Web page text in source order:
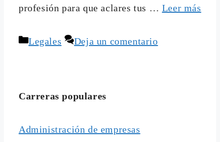
profesión para que aclares tus … Leer más
Categorías
Legales Deja un comentario
Carreras populares
Administración de empresas